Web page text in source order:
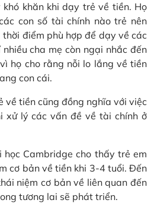
khăn khi dạy trẻ về tiền. Họ
con số tài chính nào trẻ nên
điểm phù hợp để dạy về các
cha mẹ còn ngại nhắc đến
họ cho rằng nỗi lo lắng về tiền
con cái.
về tiền cũng đồng nghĩa với việc
xử lý các vấn đề về tài chính ở
Cambridge cho thấy trẻ em
cơ bản về tiền khi 3-4 tuổi. Đến
niệm cơ bản về liên quan đến
tương lai sẽ phát triển.